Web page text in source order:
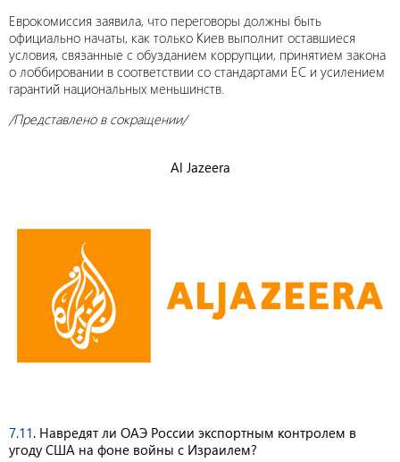
Еврокомиссия заявила, что переговоры должны быть
официально начаты, как только Киев выполнит оставшиеся
условия, связанные с обузданием коррупции, принятием закона
о лоббировании в соответствии со стандартами ЕС и усилением
гарантий национальных меньшинств.
/Представлено в сокращении/
Al Jazeera
7.11. Навредят ли ОАЭ России экспортным контролем в
угоду США на фоне войны с Израилем?